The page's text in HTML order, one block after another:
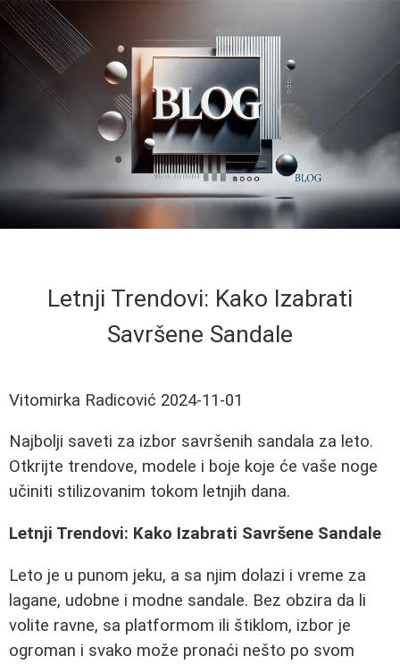
Letnji Trendovi: Kako Izabrati
Savršene Sandale
Vitomirka Radicović 2024-11-01
Najbolji saveti za izbor savršenih sandala za leto.
Otkrijte trendove, modele i boje koje će vaše noge
učiniti stilizovanim tokom letnjih dana.
Letnji Trendovi: Kako Izabrati Savršene Sandale
Leto je u punom jeku, a sa njim dolazi i vreme za
lagane, udobne i modne sandale. Bez obzira da li
volite ravne, sa platformom ili štiklom, izbor je
ogroman i svako može pronaći nešto po svom